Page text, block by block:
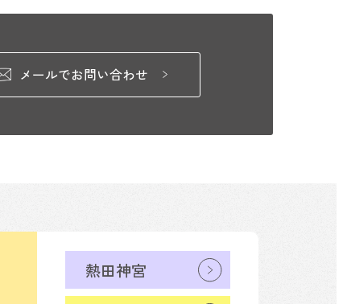
メールでお問い合わせ
熱田神宮